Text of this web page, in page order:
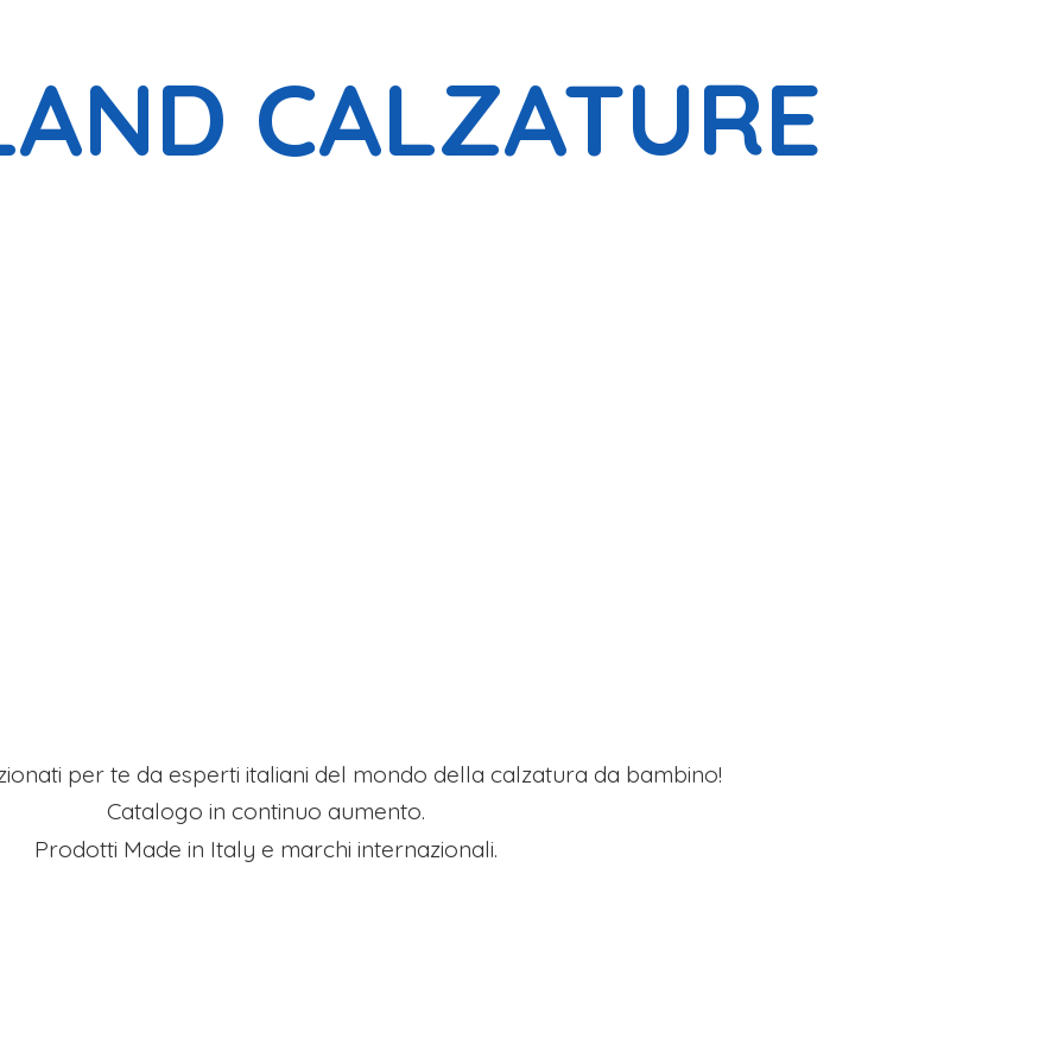
CALZATURE
per te da esperti italiani del mondo della calzatura da bambino!
Catalogo in continuo aumento.
Prodotti Made in Italy e marchi internazionali.